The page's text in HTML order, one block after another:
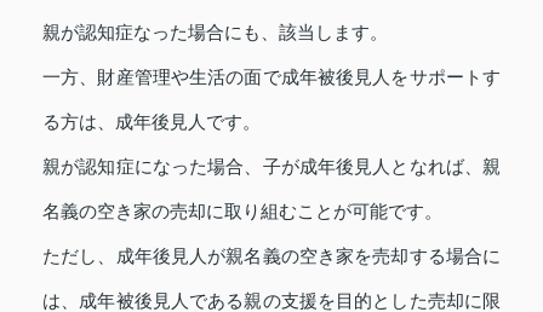
親が認知症なった場合にも、該当します。
一方、財産管理や生活の面で成年被後見人をサポートす
る方は、成年後見人です。
親が認知症になった場合、子が成年後見人となれば、親
名義の空き家の売却に取り組むことが可能です。
ただし、成年後見人が親名義の空き家を売却する場合に
は、成年被後見人である親の支援を目的とした売却に限